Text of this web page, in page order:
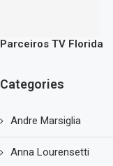
Parceiros TV Florida
Categories
Andre Marsiglia
Anna Lourensetti